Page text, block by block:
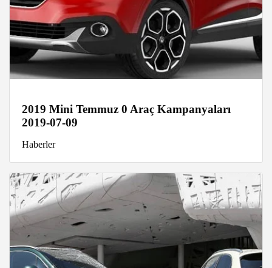
2019 Mini Temmuz 0 Araç Kampanyaları
2019-07-09
Haberler